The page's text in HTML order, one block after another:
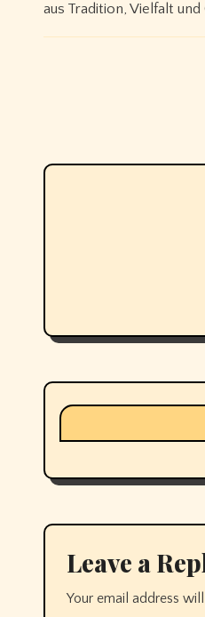
aus Tradition, Vielfalt
Leave a
Your email address